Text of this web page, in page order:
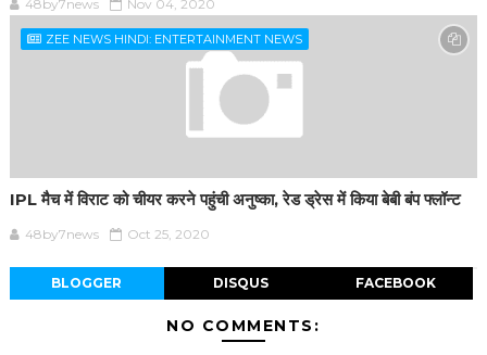
48by7news Nov 04, 2020
ZEE NEWS HINDI: ENTERTAINMENT NEWS
IPL मैच में विराट को चीयर करने पहुंची अनुष्का, रेड ड्रेस में किया बेबी बंप फ्लॉन्ट
48by7news Oct 25, 2020
BLOGGER DISQUS FACEBOOK
NO COMMENTS: